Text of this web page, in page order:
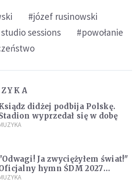
#józef rusinowski
sessions
#powołanie
didżej podbija Polskę.
wyprzedał się w dobę
Ja zwyciężyłem świat!"
hymn ŚDM 2027